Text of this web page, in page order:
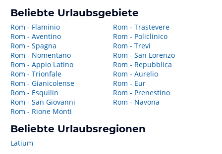
Beliebte Urlaubsgebiete
Rom - Flaminio
Rom - Aventino
Rom - Spagna
Rom - Nomentano
Rom - Appio Latino
Rom - Trionfale
Rom - Gianicolense
Rom - Esquilin
Rom - San Giovanni
Rom - Rione Monti
Rom - Trastevere
Rom - Policlinico
Rom - Trevi
Rom - San Lorenzo
Rom - Repubblica
Rom - Aurelio
Rom - Eur
Rom - Prenestino
Rom - Navona
Beliebte Urlaubsregionen
Latium